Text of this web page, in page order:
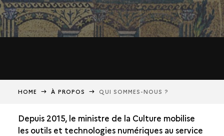
HOME À PROPOS QUI SOMMES-NOUS ?
Depuis 2015, le ministre de la Culture mobilise
les outils et technologies numériques au service